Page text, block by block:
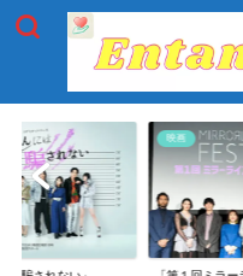
映画